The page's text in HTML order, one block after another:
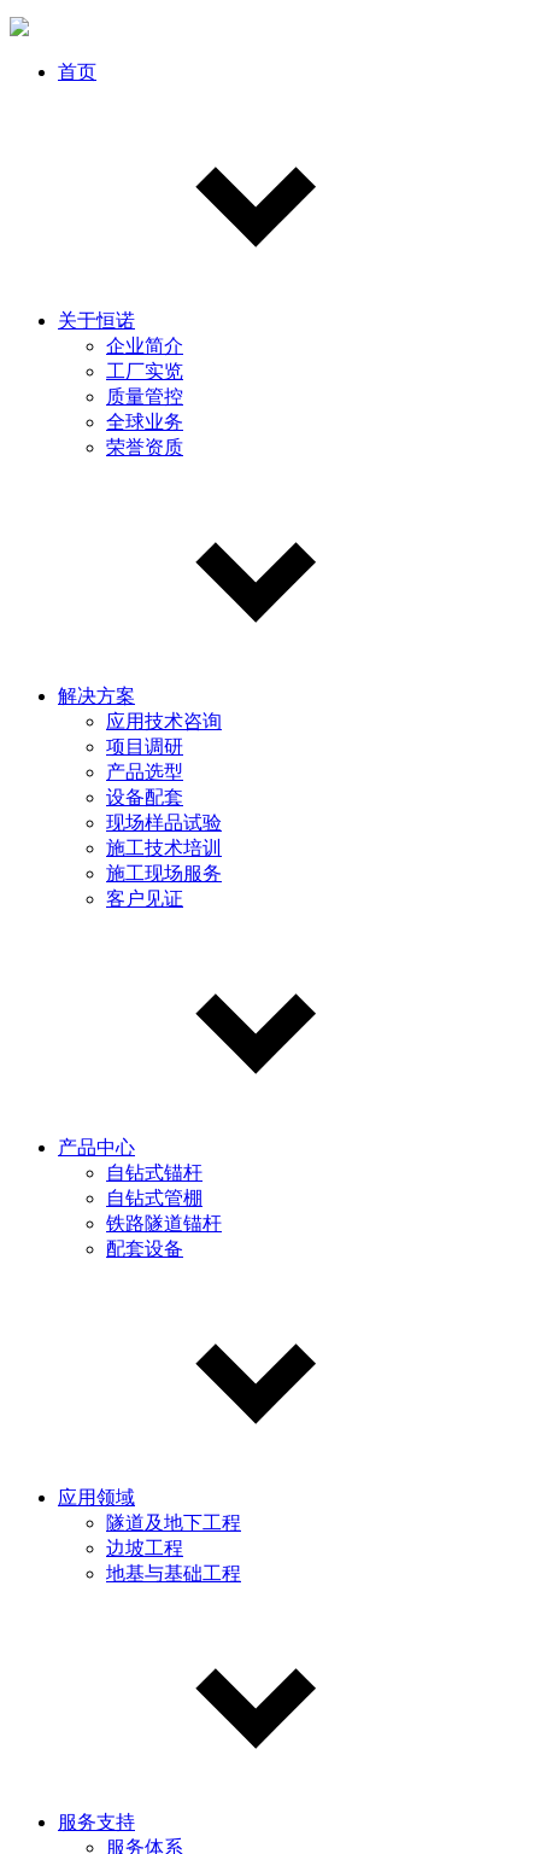
首页
关于恒诺
企业简介
工厂实览
质量管控
全球业务
荣誉资质
解决方案
应用技术咨询
项目调研
产品选型
设备配套
现场样品试验
施工技术培训
施工现场服务
客户见证
产品中心
自钻式锚杆
自钻式管棚
铁路隧道锚杆
配套设备
应用领域
隧道及地下工程
边坡工程
地基与基础工程
服务支持
服务体系